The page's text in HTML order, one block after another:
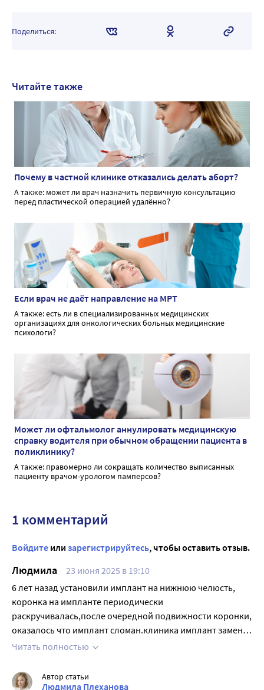
Поделиться:
Читайте также
Почему в частной клинике отказались делать аборт?
А также: может ли врач назначить первичную консультацию
перед пластической операцией удалённо?
Если врач не даёт направление на МРТ
А также: есть ли в специализированных медицинских
организациях для онкологических больных медицинские
психологи?
Может ли офтальмолог аннулировать медицинскую
справку водителя при обычном обращении пациента в
поликлинику?
А также: правомерно ли сокращать количество выписанных
пациенту врачом-урологом памперсов?
1 комментарий
Войдите или зарегистрируйтесь, чтобы оставить отзыв.
Людмила
23 июня 2025 в 19:10
6 лет назад установили имплант на нижнюю челюсть,
коронка на импланте периодически
раскручивалась,после очередной подвижности коронки,
оказалось что имплант сломан.клиника имплант заменит
по гарантии(гарантия пожизненная).но за удаление и
гарантийном случае не должен оплачивать эти расходы
производитель импланта?
Читать полностью
Автор статьи
Людмила Плеханова